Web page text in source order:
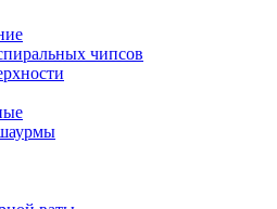
чипсов